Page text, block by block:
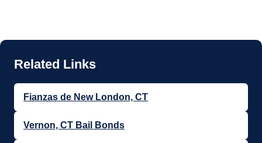
Fianzas de New London, CT
Vernon, CT Bail Bonds